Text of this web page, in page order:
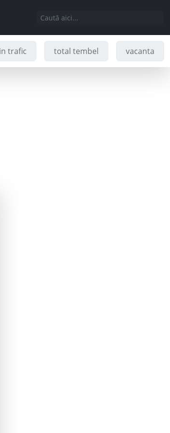
trafic total tembel vacanta